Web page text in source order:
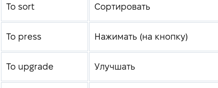
To sort Сортировать
To press Нажимать (на кнопку)
To upgrade Улучшать